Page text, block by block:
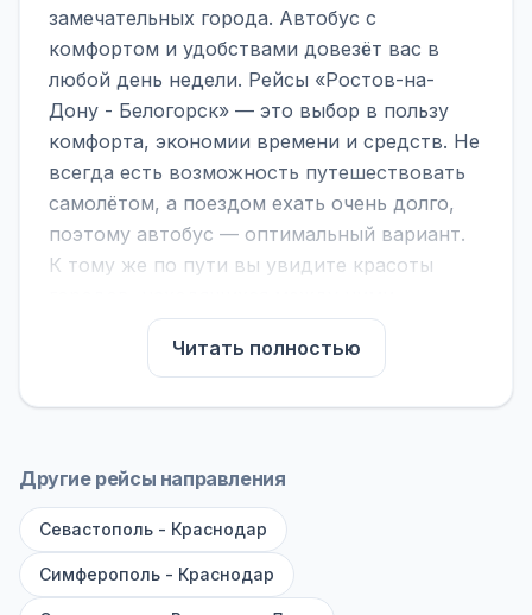
замечательных города. Автобус с
комфортом и удобствами довезёт вас в
любой день недели. Рейсы «Ростов-на-
Дону - Белогорск» — это выбор в пользу
комфорта, экономии времени и средств. Не
всегда есть возможность путешествовать
самолётом, а поездом ехать очень долго,
поэтому автобус — оптимальный вариант.
К тому же по пути вы увидите красоты
На нашем сайте вы можете найти
расписание автобусов Ростов-на-Дону -
Белогорск, сравнить рейсы и выбрать
обратите внимание на микроавтобусы (8–18
большие автобусы (от 40 мест): у них лучше
подвеска и дорога ощущается меньше.
Читать полностью
Другие рейсы направления
Севастополь - Краснодар
Симферополь - Краснодар